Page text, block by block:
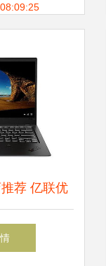
荐 亿联优
一站式选购